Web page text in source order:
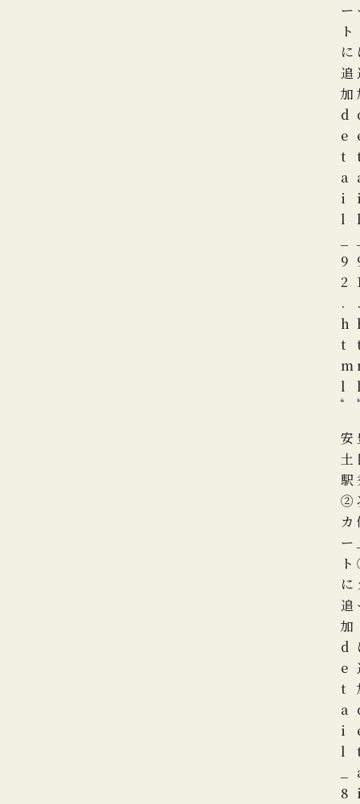
ー
ト
に
追
加
d
e
t
a
i
l
9
2
.
h
t
m
l
.
安
土
駅
②
カ
ー
ト
に
追
加
d
e
t
a
i
l
8